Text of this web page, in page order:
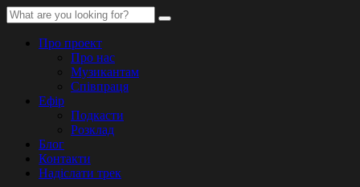
Про проект
Про нас
Музикантам
Співпраця
Ефір
Подкасти
Розклад
Блог
Контакти
Надіслати трек